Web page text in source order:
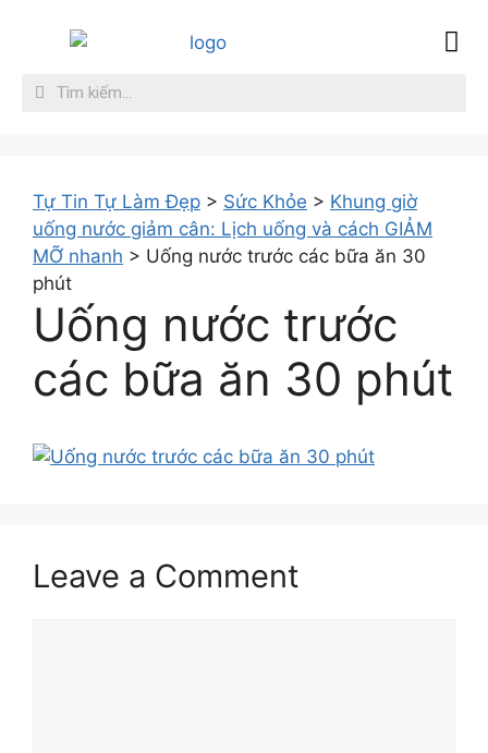
Tự Tin Tự Làm Đẹp > Sức Khỏe > Khung giờ
uống nước giảm cân: Lịch uống và cách GIẢM
MỠ nhanh > Uống nước trước các bữa ăn 30
phút
Uống nước trước
các bữa ăn 30 phút
Leave a Comment